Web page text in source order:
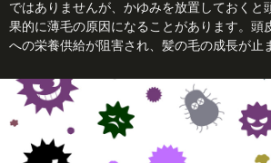
ではありませんが、かゆみを放置しておくと
果的に薄毛の原因になることがあります。頭
への栄養供給が阻害され、髪の毛の成長が止